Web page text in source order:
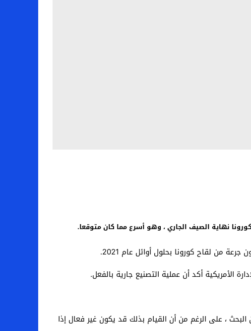
نهاية الصيف الجاري ، وهو أسرع مما كان متوقعا.
الأمريكية أكد أن عملية التصنيع جارية بالفعل.
، على الرغم من أن القيام بذلك قد يكون غير فعال إذا